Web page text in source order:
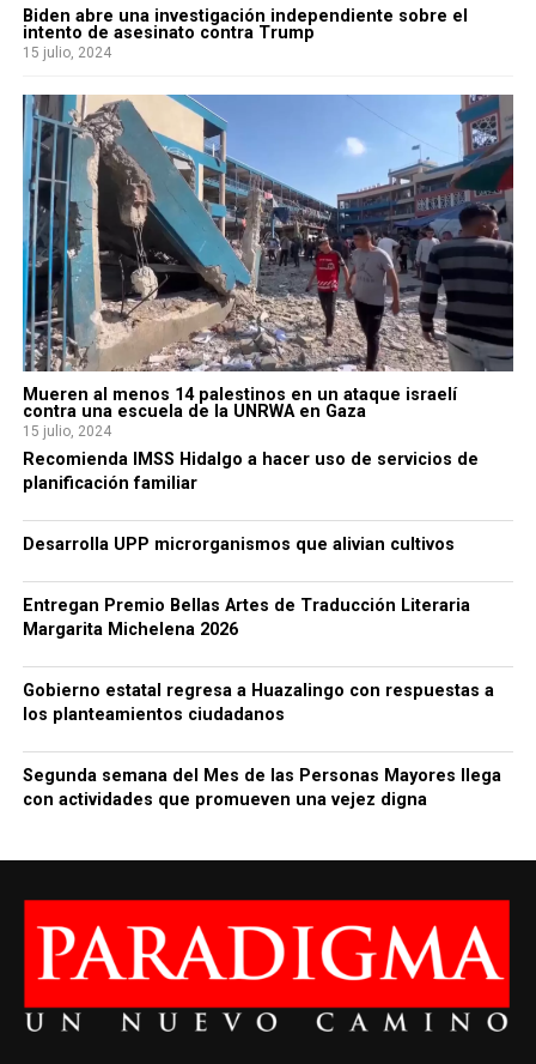
Biden abre una investigación independiente sobre el
intento de asesinato contra Trump
15 julio, 2024
Mueren al menos 14 palestinos en un ataque israelí
contra una escuela de la UNRWA en Gaza
15 julio, 2024
Recomienda IMSS Hidalgo a hacer uso de servicios de
planificación familiar
Desarrolla UPP microrganismos que alivian cultivos
Entregan Premio Bellas Artes de Traducción Literaria
Margarita Michelena 2026
Gobierno estatal regresa a Huazalingo con respuestas a
los planteamientos ciudadanos
Segunda semana del Mes de las Personas Mayores llega
con actividades que promueven una vejez digna